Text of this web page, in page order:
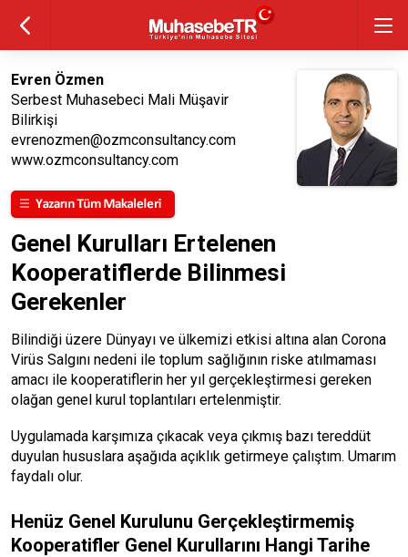
Evren Özmen
Serbest Muhasebeci Mali Müşavir
Bilirkişi
evrenozmen@ozmconsultancy.com
www.ozmconsultancy.com
Genel Kurulları Ertelenen
Kooperatiflerde Bilinmesi
Gerekenler
Bilindiği üzere Dünyayı ve ülkemizi etkisi altına alan Corona
Virüs Salgını nedeni ile toplum sağlığının riske atılmaması
amacı ile kooperatiflerin her yıl gerçekleştirmesi gereken
olağan genel kurul toplantıları ertelenmiştir.
Uygulamada karşımıza çıkacak veya çıkmış bazı tereddüt
duyulan hususlara aşağıda açıklık getirmeye çalıştım. Umarım
faydalı olur.
Henüz Genel Kurulunu Gerçekleştirmemiş
Kooperatifler Genel Kurullarını Hangi Tarihe